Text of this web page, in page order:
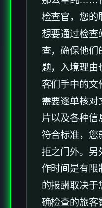
检查官，您的
想要通过检查
查，确保他们
题，入境理由
客们手中的文
需要逐单核对
片以及各种信
符合标准，您
拒之门外。另
作时间是有限
的报酬取决于
确检查的旅客